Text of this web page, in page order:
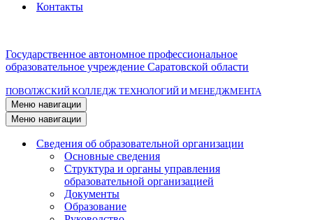
Контакты
Государственное автономное профессиональное
образовательное учреждение Саратовской области
ПОВОЛЖСКИЙ КОЛЛЕДЖ ТЕХНОЛОГИЙ И МЕНЕДЖМЕНТА
Меню навигации
Меню навигации
Сведения об образовательной организации
Основные сведения
Структура и органы управления
образовательной организацией
Документы
Образование